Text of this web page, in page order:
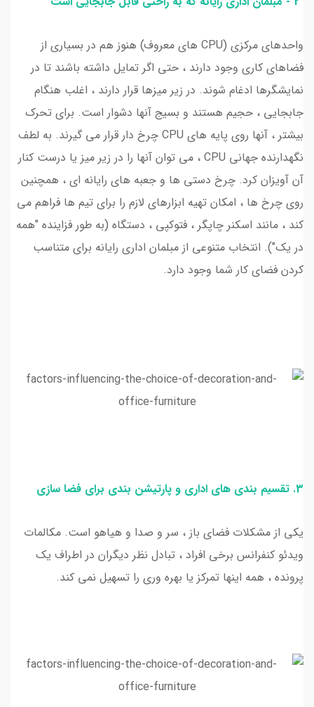
واحدهای مرکزی (CPU های معروف) هنوز هم در بسیاری از
فضاهای کاری وجود دارند ، حتی اگر تمایل داشته باشند تا در
نمایشگرها ادغام شوند. در زیر میزها قرار دارند ، اغلب هنگام
جابجایی ، حجیم هستند و بسیج آنها دشوار است. برای تحرک
بیشتر ، آنها روی پایه های CPU چرخ دار قرار می گیرند. به لطف
نگهدارنده جهانی CPU ، می توان آنها را در زیر میز یا درست کنار
آن آویزان کرد. چرخ دستی ها و جعبه های رایانه ای ، همچنین
روی چرخ ها ، امکان تهیه ابزارهای لازم را برای تیم ها فراهم می
کند ، مانند اسکنر چاپگر ، فتوکپی ، دستگاه (به طور فزاینده "همه
در یک"). انتخاب متنوعی از مبلمان اداری رایانه برای متناسب
کردن فضای کار شما وجود دارد.
3. تقسیم بندی های اداری و پارتیشن بندی برای فضا سازی
یکی از مشکلات فضای باز ، سر و صدا و هیاهو است. مکالمات
ویدئو کنفرانس برخی افراد ، تبادل نظر دیگران در اطراف یک
پرونده ، همه اینها تمرکز یا بهره وری را تسهیل نمی کند.